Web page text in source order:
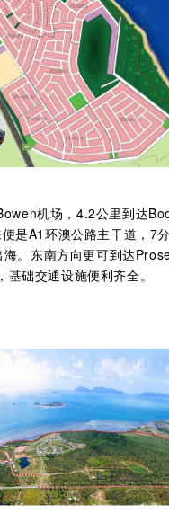
机场，4.2公里到达
是A1环澳公路主干道，7
。东南方向更可到达
础交通设施便利齐全。